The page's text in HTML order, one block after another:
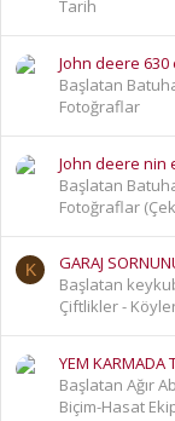
Tarih
John deere
Başlatan
Fotoğraflar
John deere nin
Başlatan
Fotoğraflar
K
GARAJ
Başlatan
Çiftlikler -
YEM KARMADA
Başlatan Ağır
Biçim-Hasat